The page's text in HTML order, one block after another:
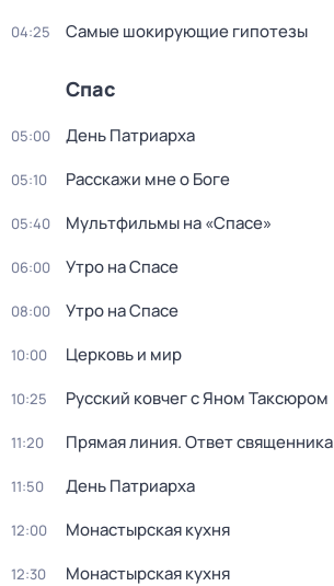
04:25 Самые шoкиpующие гипотезы
Спас
05:00 День Патриарха
05:10 Расскажи мне о Боге
05:40 Мультфильмы на «Спасе»
06:00 Утро на Спасе
08:00 Утро на Спасе
10:00 Церковь и мир
10:25 Русский ковчег с Яном Таксюром
11:20 Прямая линия. Ответ священника
11:50 День Патриарха
12:00 Монастырская кухня
12:30 Монастырская кухня